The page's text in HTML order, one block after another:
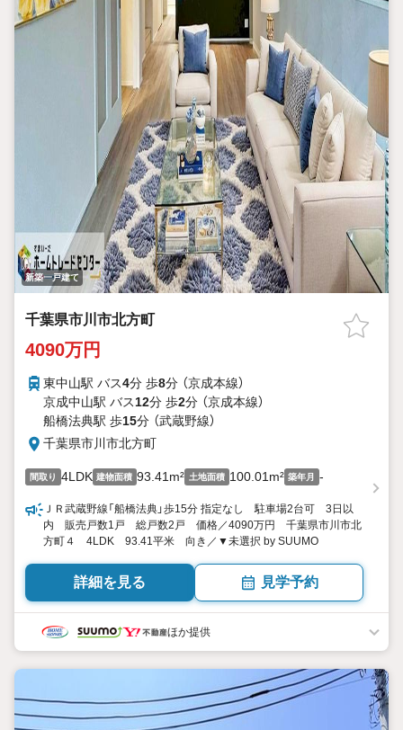
新築一戸建て
千葉県市川市北方町
4090万円
東中山駅 バス4分 歩8分 （京成本線）
京成中山駅 バス12分 歩2分 （京成本線）
船橋法典駅 歩15分 （武蔵野線）
千葉県市川市北方町
間取り 4LDK 建物面積 93.41m² 土地面積 100.01m² 築年月 -
ＪＲ武蔵野線「船橋法典」歩15分 指定なし 駐車場2台可 3日以
内 販売戸数1戸 総戸数2戸 価格／4090万円 千葉県市川市北
方町４ 4LDK 93.41平米 向き／▼未選択 by SUUMO
詳細を見る 見学予約
ほか提供